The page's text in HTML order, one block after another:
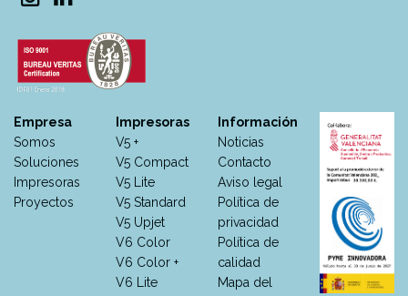
Empresa
Somos
Soluciones
Impresoras
Proyectos
Impresoras
V5 +
V5 Compact
V5 Lite
V5 Standard
V5 Upjet
V6 Color
V6 Color +
V6 Lite
Información
Noticias
Contacto
Aviso legal
Política de
privacidad
Política de
calidad
Mapa del